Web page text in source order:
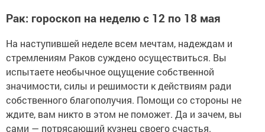
Рак: гороскоп на неделю с 12 по 18 мая
На наступившей неделе всем мечтам, надеждам и
стремлениям Раков суждено осуществиться. Вы
испытаете необычное ощущение собственной
значимости, силы и решимости к действиям ради
собственного благополучия. Помощи со стороны не
ждите, вам никто в этом не поможет. Да и зачем, вы
сами — потрясающий кузнец своего счастья.